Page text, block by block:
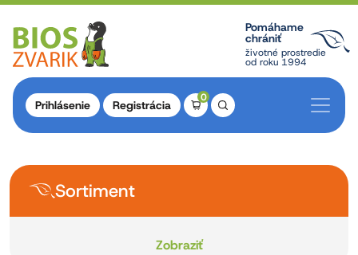
Pomáhame
chrániť
životné prostredie
od roku 1994
Prihlásenie Registrácia
0
Sortiment
Zobraziť